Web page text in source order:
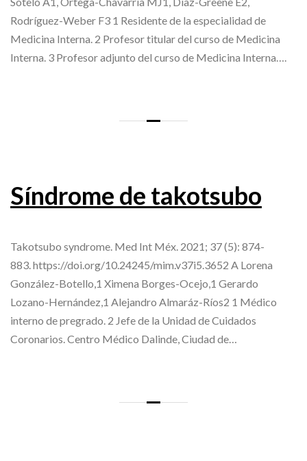
Rodríguez-Weber F3 1 Residente de la especialidad de
Medicina Interna. 2 Profesor titular del curso de Medicina
Interna. 3 Profesor adjunto del curso de Medicina Interna….
Síndrome de takotsubo
Takotsubo syndrome. Med Int Méx. 2021; 37 (5): 874-
883. https://doi.org/10.24245/mim.v37i5.3652 A Lorena
González-Botello,1 Ximena Borges-Ocejo,1 Gerardo
Lozano-Hernández,1 Alejandro Almaráz-Ríos2 1 Médico
interno de pregrado. 2 Jefe de la Unidad de Cuidados
Coronarios. Centro Médico Dalinde, Ciudad de…